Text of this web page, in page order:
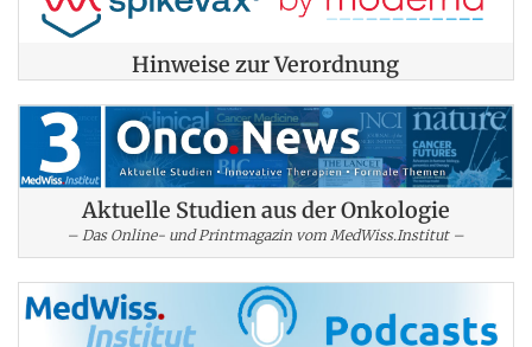
Hinweise zur Verordnung
Aktuelle Studien aus der Onkologie
– Das Online- und Printmagazin vom MedWiss.Institut –